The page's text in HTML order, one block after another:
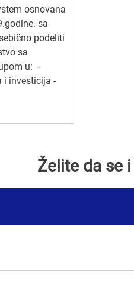
osnovana
sa
podeliti
sa
u: -
i investicija -
Želite da se